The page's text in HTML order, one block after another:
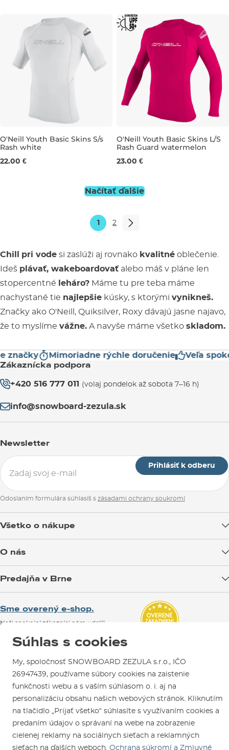
10 12
O'Neill Youth Basic Skins S/s
Rash white
22.00 € 12
O'Neill Youth Basic Skins L/S
Rash Guard watermelon
23.00 €
Načítať ďalšie
1 2
Chill pri vode si zaslúži aj rovnako kvalitné oblečenie.
Ideš plávať, wakeboardovať alebo máš v pláne len
stopercentné
leháro? Máme tu pre teba máme
nachystané tie najlepšie kúsky, s ktorými vynikneš.
Značky ako O'Neill, Quiksilver, Roxy dávajú jasne najavo,
že to myslíme vážne. A navyše máme všetko skladom.
Mimoriadne rýchle doručenie Veľa
Zákaznícka podpora
+420 516 777 011 (volaj pondelok až sobota 7–16 h)
info@snowboard-zezula.sk
Newsletter
Prihlásiť k odberu
Odoslaním formulára súhlasíš s zásadami ochrany soukromí
Všetko o nákupe
Výmena a vrátenie tovaru
Reklamácie
Návody na použitie a údržbu
Kontakty
O nás
SNOWBOARD ZEZULA Team
Ako si vybrať vybavenie
Predajňa v Brne
Mapa a ako k nám
Požičovňa
Servis a opravy
Sme overený e-shop.
Naši spokojní zákazníci nám udelili
Súhlas s cookies
My, spoločnosť SNOWBOARD ZEZULA s.r.o., IČO
26947439, používame súbory cookies na zaistenie
funkčnosti webu a s vaším súhlasom o. i. aj na
personalizáciu obsahu našich webových stránok. Kliknutím
na tlačidlo „Prijať všetko“ súhlasíte s využívaním cookies a
predaním údajov o správaní na webe na zobrazenie
cielenej reklamy na sociálnych sieťach a reklamných
sieťach na ďalších weboch. Ochrana súkromí a Zmluvné